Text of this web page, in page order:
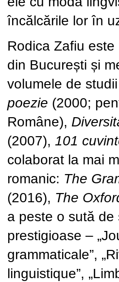
încălcările lor în
Rodica Zafiu este
din București și
volumele de studii
poezie (2000;
Române),
(2007), 101
colaborat la mai
romanic: The
(2016), The
a peste o sută
prestigioase –
grammaticale”,
linguistique”,